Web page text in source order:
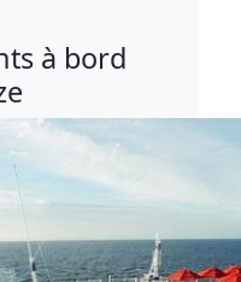
à bord